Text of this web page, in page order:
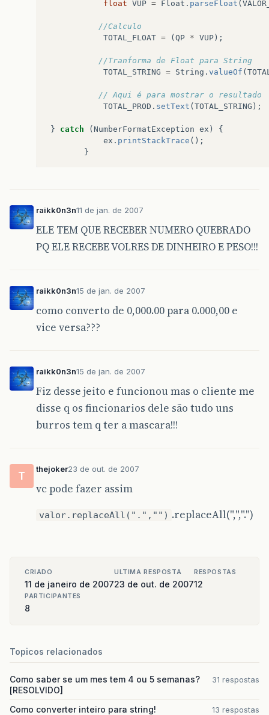
float VUP = Float . parseFloat (
//Calculo
TOTAL_FLOAT = ( QP * VUP );
//Tranforma de Float para String
TOTAL_STRING = String . valueOf (
// Aqui é para mostrar o resultado
TOTAL_PROD . setText ( TOTAL_STRING );
} catch ( NumberFormatException ex )
{
ex . printStackTrace ();
}
raikk0n3n11 de jan. de 2007
ELE TEM QUE RECEBER NUMERO QUEBRADO
PQ ELE RECEBE VOLRES DE DINHEIRO E PESO!!!
raikk0n3n15 de jan. de 2007
como converto de 0,000.00 para 0.000,00 e
vice versa???
raikk0n3n15 de jan. de 2007
Fiz desse jeito e funcionou mas o cliente me
disse q os fincionarios dele são tudo uns
burros tem q ter a mascara!!!
T
thejoker23 de out. de 2007
vc pode fazer assim
valor.replaceAll(".","") .replaceAll(",",".")
CRIADO
11 de janeiro de 2007
ULTIMA RESPOSTA
23 de out. de 2007
RESPOSTAS
12
PARTICIPANTES
8
Topicos relacionados
Como saber se um mes tem 4 ou 5 semanas?
[RESOLVIDO]
31 respostas
Como converter inteiro para string! 13 respostas